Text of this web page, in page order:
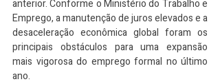
anterior. Conforme o Ministério do Trabalho e
Emprego, a manutenção de juros elevados e a
desaceleração econômica global foram os
principais obstáculos para uma expansão
mais vigorosa do emprego formal no último
ano.